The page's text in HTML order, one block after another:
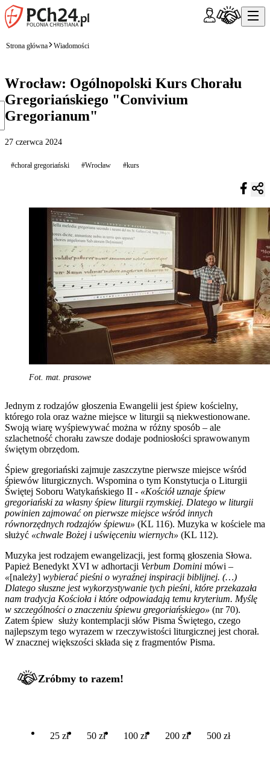
Strona główna Wiadomości
Wrocław: Ogólnopolski Kurs Chorału
Gregoriańskiego "Convivium
Gregorianum"
27 czerwca 2024
#chorał gregoriański #Wrocław #kurs
Fot. mat. prasowe
Jednym z rodzajów głoszenia Ewangelii jest śpiew kościelny,
którego rola oraz ważne miejsce w liturgii są niekwestionowane.
Swoją wiarę wyśpiewywać można w różny sposób – ale
szlachetność chorału zawsze dodaje podniosłości sprawowanym
świętym obrzędom.
Śpiew gregoriański zajmuje zaszczytne pierwsze miejsce wśród
śpiewów liturgicznych. Wspomina o tym Konstytucja o Liturgii
Świętej Soboru Watykańskiego II - «Kościół uznaje śpiew
gregoriański za własny śpiew liturgii rzymskiej. Dlatego w liturgii
powinien zajmować on pierwsze miejsce wśród innych
równorzędnych rodzajów śpiewu» (KL 116). Muzyka w kościele ma
służyć «chwale Bożej i uświęceniu wiernych» (KL 112).
Muzyka jest rodzajem ewangelizacji, jest formą głoszenia Słowa.
Papież Benedykt XVI w adhortacji Verbum Domini mówi –
«[należy] wybierać pieśni o wyraźnej inspiracji biblijnej. (…)
Dlatego słuszne jest wykorzystywanie tych pieśni, które przekazała
nam tradycja Kościoła i które odpowiadają temu kryterium. Myślę
w szczególności o znaczeniu śpiewu gregoriańskiego» (nr 70).
Zatem śpiew służy kontemplacji słów Pisma Świętego, czego
najlepszym tego wyrazem w rzeczywistości liturgicznej jest chorał.
W znacznej większości składa się z fragmentów Pisma.
Zróbmy to razem!
25 zł 50 zł 100 zł 200 zł 500 zł